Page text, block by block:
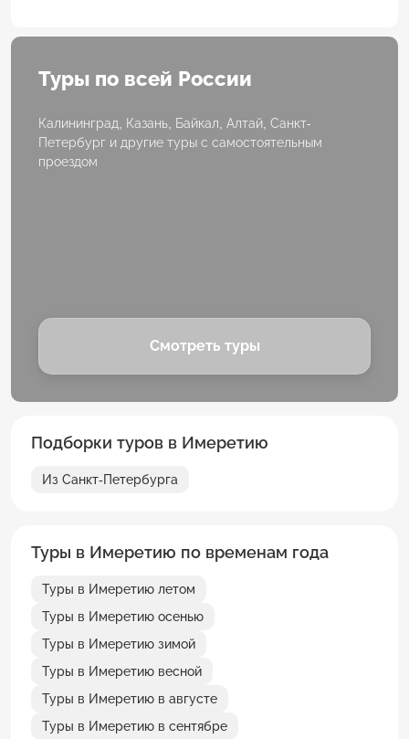
Туры по всей России
Калининград, Казань, Байкал, Алтай, Санкт-
Петербург и другие туры с самостоятельным
проездом
Смотреть туры
Подборки туров в Имеретию
Из Санкт-Петербурга
Туры в Имеретию по временам года
Туры в Имеретию летом
Туры в Имеретию осенью
Туры в Имеретию зимой
Туры в Имеретию весной
Туры в Имеретию в августе
Туры в Имеретию в сентябре